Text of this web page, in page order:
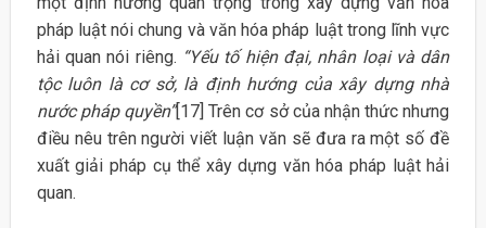
pháp luật nói chung và văn hóa pháp luật trong lĩnh vực
hải quan nói riêng. “Yếu tố hiện đại, nhân loại và dân
tộc luôn là cơ sở, là định hướng của xây dựng nhà
nước pháp quyền”[17] Trên cơ sở của nhận thức nhưng
điều nêu trên người viết luận văn sẽ đưa ra một số đề
xuất giải pháp cụ thể xây dựng văn hóa pháp luật hải
quan.